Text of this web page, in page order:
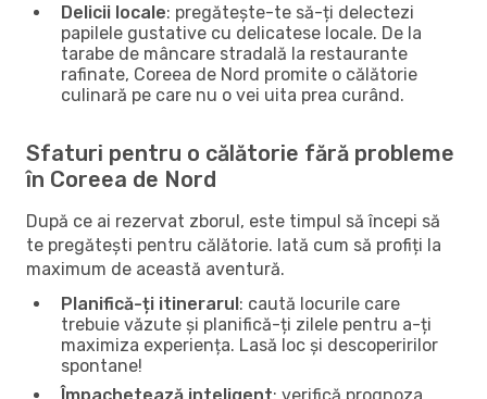
Delicii locale: pregătește-te să-ți delectezi
papilele gustative cu delicatese locale. De la
tarabe de mâncare stradală la restaurante
rafinate, Coreea de Nord promite o călătorie
culinară pe care nu o vei uita prea curând.
Sfaturi pentru o călătorie fără probleme
în Coreea de Nord
După ce ai rezervat zborul, este timpul să începi să
te pregătești pentru călătorie. Iată cum să profiți la
maximum de această aventură.
Planifică-ți itinerarul: caută locurile care
trebuie văzute și planifică-ți zilele pentru a-ți
maximiza experiența. Lasă loc și descoperirilor
spontane!